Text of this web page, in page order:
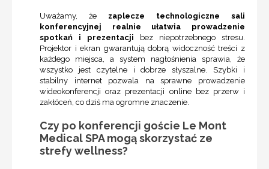
Uważamy, że zaplecze technologiczne sali
konferencyjnej realnie ułatwia prowadzenie
spotkań i prezentacji bez niepotrzebnego stresu.
Projektor i ekran gwarantują dobrą widoczność treści z
każdego miejsca, a system nagłośnienia sprawia, że
wszystko jest czytelne i dobrze słyszalne. Szybki i
stabilny internet pozwala na sprawne prowadzenie
wideokonferencji oraz prezentacji online bez przerw i
zakłóceń, co dziś ma ogromne znaczenie.
Czy po konferencji goście Le Mont
Medical SPA mogą skorzystać ze
strefy wellness?